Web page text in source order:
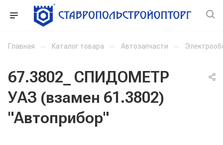
Главная — Каталог товара — Автозапчасти —
67.3802_ СПИДОМЕТР
УАЗ (взамен 61.3802)
"Автоприбор"